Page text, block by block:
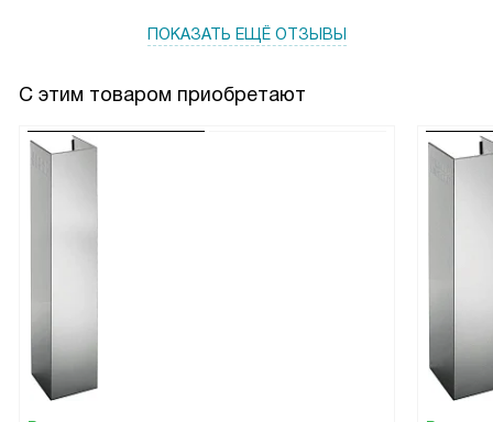
ПОКАЗАТЬ ЕЩЁ ОТЗЫВЫ
С этим товаром приобретают